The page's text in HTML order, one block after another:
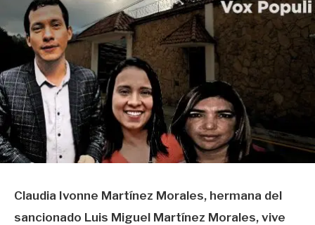
Claudia Ivonne Martínez Morales, hermana del
sancionado Luis Miguel Martínez Morales, vive